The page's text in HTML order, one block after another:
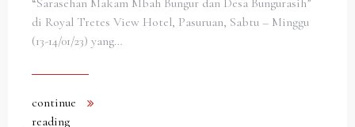
“Sarasehan Makam Mbah Bungur dan Desa Bungurasih”
di Royal Tretes View Hotel, Pasuruan, Sabtu – Minggu
(13-14/01/23) yang…
continue
reading